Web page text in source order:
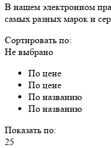
В нашем электронном
самых разных марок и
Сортировать по:
Не выбрано
По цене
По цене
По названию
По названию
Показать по:
25